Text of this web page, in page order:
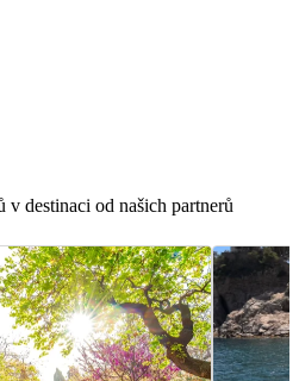
destinaci od našich partnerů